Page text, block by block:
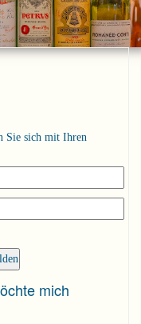
Sie sich mit Ihren
mich